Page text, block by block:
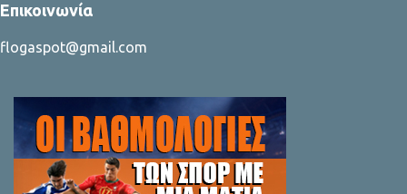
Επικοινωνία
flogaspot@gmail.com